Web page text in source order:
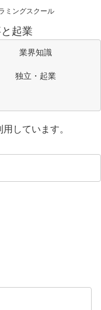
ミングスクール
起業
業界知識
独立・起業
しています。